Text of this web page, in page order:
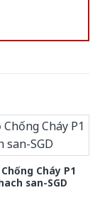
Cháy P1
san-SGD